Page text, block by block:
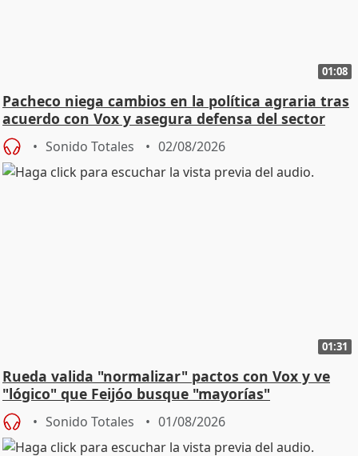
01:08
Pacheco niega cambios en la política agraria tras
acuerdo con Vox y asegura defensa del sector
Sonido Totales 02/08/2026
01:31
Rueda valida "normalizar" pactos con Vox y ve
"lógico" que Feijóo busque "mayorías"
Sonido Totales 01/08/2026